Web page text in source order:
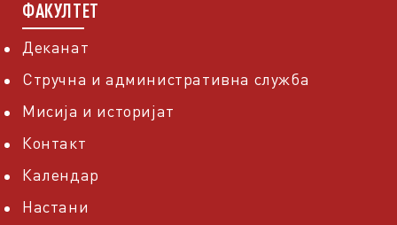
ФАКУЛТЕТ
Деканат
Стручна и административна служба
Мисија и историјат
Контакт
Календар
Настани